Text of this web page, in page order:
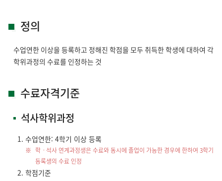
정의
수업연한 이상을 등록하고 정해진 학점을 모두 취득한 학생에 대하여 각
학위과정의 수료를 인정하는 것
수료자격기준
석사학위과정
수업연한: 4학기 이상 등록
학ㆍ석사 연계과정생은 수료와 동시에 졸업이 가능한 경우에 한하여 3학기
등록생의 수료 인정
학점기준